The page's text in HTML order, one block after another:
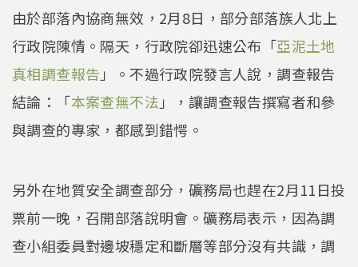
由於部落內協商無效，2月8日，部分部落族人北上
行政院陳情。隔天，行政院卻迅速公布「亞泥土地
真相調查報告 」。不過行政院發言人說，調查報告
結論：「本案查無不法 」，讓調查報告撰寫者和參
與調查的專家，都感到錯愕。
另外在地質安全調查部分，礦務局也趕在2月11日投
票前一晚，召開部落說明會。礦務局表示，因為調
查小組委員對邊坡穩定和斷層等部分沒有共識，調